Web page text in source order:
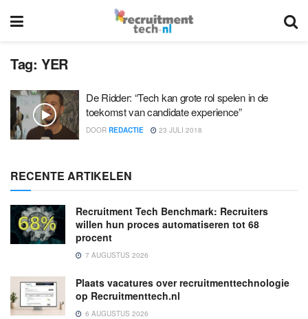
Tag: YER
De Ridder: “Tech kan grote rol spelen in de
toekomst van candidate experience”
DOOR REDACTIE 23 JULI 2018
RECENTE ARTIKELEN
Recruitment Tech Benchmark: Recruiters
willen hun proces automatiseren tot 68
procent
7 AUGUSTUS 2026
Plaats vacatures over recruitmenttechnologie
op Recruitmenttech.nl
6 AUGUSTUS 2026